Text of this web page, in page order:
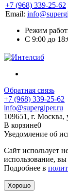
+7 (968) 339-25-62
Email:
Режим
C 9:00 до
Обратная связь
+7 (968) 339-25-62
info@supergiper.ru
109651, г. Москва,
В корзине0
Уведомление об
Сайт использует
использование,
Подробнее в
Хорошо